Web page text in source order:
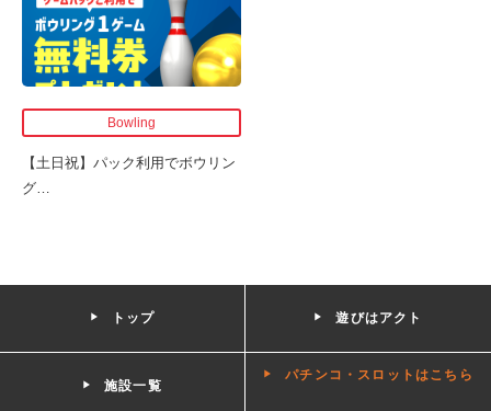
Bowling
【土日祝】パック利用でボウリン
グ…
トップ 遊びはアクト
施設一覧
パチンコ・スロットはこちら